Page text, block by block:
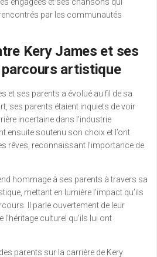
par les communautés
Kery James et ses
artistique
et ses parents a évolué au fil de sa
ses parents étaient inquiets de voir
incertaine dans l’industrie
ensuite soutenu son choix et l’ont
rêves, reconnaissant l’importance de
hommage à ses parents à travers sa
mettant en lumière l’impact qu’ils
Il parle ouvertement de leur
l’héritage culturel qu’ils lui ont
parents sur la carrière de Kery